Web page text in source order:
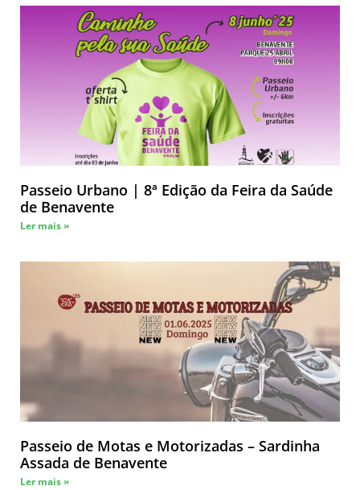
Passeio Urbano | 8ª Edição da Feira da Saúde
de Benavente
Ler mais »
Passeio de Motas e Motorizadas – Sardinha
Assada de Benavente
Ler mais »